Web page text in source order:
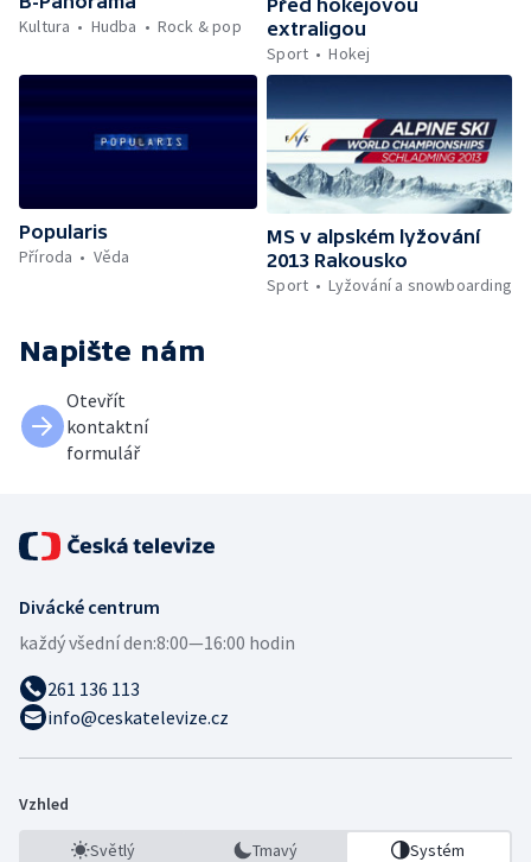
Kultura
Hudba Rock & pop
Před hokejovou
extraligou
Sport
Hokej
Popularis
Příroda
Věda
MS v alpském lyžování
2013 Rakousko
Sport
Lyžování a snowboarding
Napište nám
Otevřít
kontaktní
formulář
Divácké centrum
každý všední den:8:00—16:00 hodin
261 136 113
info@ceskatelevize.cz
Vzhled
Světlý Tmavý Systém